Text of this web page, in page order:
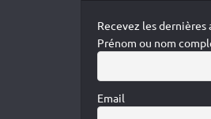
Recevez les
Prénom ou nom
Email